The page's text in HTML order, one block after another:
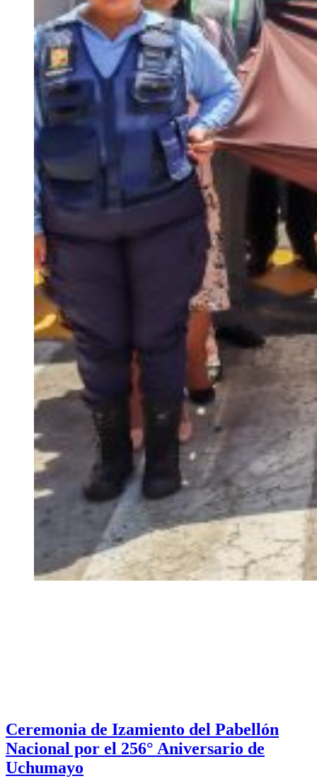
Ceremonia de Izamiento del Pabellón
Nacional por el 256° Aniversario de
Uchumayo